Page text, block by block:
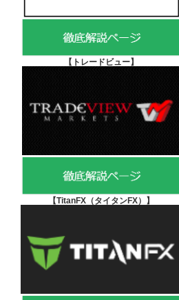
【 トレードビュー】
【TitanFX（タイタンFX） 】